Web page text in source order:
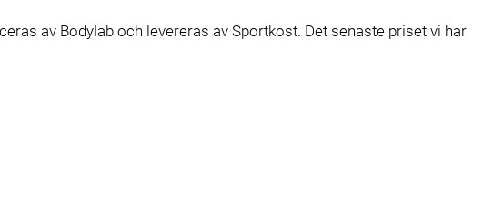
av Bodylab och levereras av Sportkost. Det senaste priset vi har